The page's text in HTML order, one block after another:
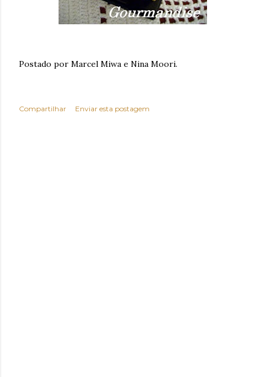
Postado por Marcel Miwa e Nina Moori.
Compartilhar Enviar esta postagem